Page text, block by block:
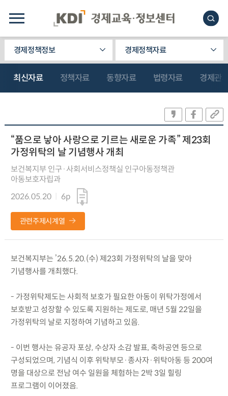
경제정책정보 경제정책자료
최신자료 정책자료 동향자료 법령자료 경제관
“품으로 낳아 사랑으로 기르는 새로운 가족” 제23회
가정위탁의 날 기념행사 개최
보건복지부 인구·사회서비스정책실 인구아동정책관
아동보호자립과
2026.05.20
6p
관련주제시계열
보건복지부는 ’26.5.20.(수) 제23회 가정위탁의 날을 맞아
기념행사를 개최했다.
- 가정위탁제도는 사회적 보호가 필요한 아동이 위탁가정에서
보호받고 성장할 수 있도록 지원하는 제도로, 매년 5월 22일을
가정위탁의 날로 지정하여 기념하고 있음.
- 이번 행사는 유공자 포상, 수상자 소감 발표, 축하공연 등으로
구성되었으며, 기념식 이후 위탁부모·종사자·위탁아동 등 200여
명을 대상으로 전남 여수 일원을 체험하는 2박 3일 힐링
프로그램이 이어졌음.